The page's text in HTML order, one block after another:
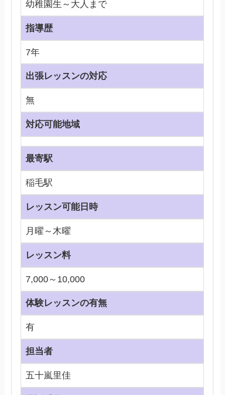
幼稚園生～大人まで
指導歴
7年
出張レッスンの対応
無
対応可能地域
最寄駅
稲毛駅
レッスン可能日時
月曜～木曜
レッスン料
7,000～10,000
体験レッスンの有無
有
担当者
五十嵐里佳